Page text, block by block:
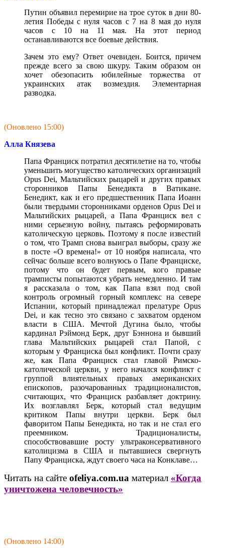
Путин объявил перемирие на трое суток в дни 80-
летия Победы с нуля часов с 7 на 8 мая до нуля
часов с 10 на 11 мая. На этот период
останавливаются все боевые действия.
Зачем это ему? Ответ очевиден. Боится, причем
прежде всего за свою шкуру. Таким образом он
хочет обезопасить юбилейные торжества от
украинских атак возмездия. Элементарная
разводка.
(Оновлено 15:00)
Алла Князева
Папа Франциск потратил десятилетие на то, чтобы
уменьшить могущество католических организаций
Opus Dei, Мальтийских рыцарей и других правых
сторонников Папы Бенедикта в Ватикане.
Бенедикт, как и его предшественник Папа Иоанн
были твердыми сторонниками орденов Opus Dei и
Мальтийских рыцарей, а Папа Франциск вел с
ними серьезную войну, пытаясь реформировать
католическую церковь. Поэтому я после известий
о том, что Трамп снова выиграл выборы, сразу же
в посте «О времена!» от 10 ноября написала, что
сейчас больше всего волнуюсь о Папе Франциске,
потому что он будет первым, кого правые
трамписты попытаются убрать немедленно. И там
я рассказала о том, как Папа взял под свой
контроль огромный горный комплекс на севере
Испании, который принадлежал прелатуре Opus
Dei, и как тесно это связано с захватом орденом
власти в США. Мечтой Дугина было, чтобы
кардинал Рэймонд Берк, друг Бэннона и бывший
глава Мальтийских рыцарей стал Папой, с
которым у Франциска был конфликт. Почти сразу
же, как Папа Франциск стал главой Римско-
католической церкви, у него начался конфликт с
группой влиятельных правых американских
епископов, разочарованных традиционалистов,
считающих, что Франциск разбавляет доктрину.
Их возглавлял Берк, который стал ведущим
критиком Папы внутри церкви. Берк был
фаворитом Папы Бенедикта, но так и не стал его
преемником. Традиционалисты,
способствовавшие росту ультраконсервативного
католицизма в США и пытавшиеся свергнуть
Папу Франциска, ждут своего часа на Конклаве…
Читать на сайте ofeliya.com.ua материал «Когда
уничтожена человечность»
(Оновлено 14:00)